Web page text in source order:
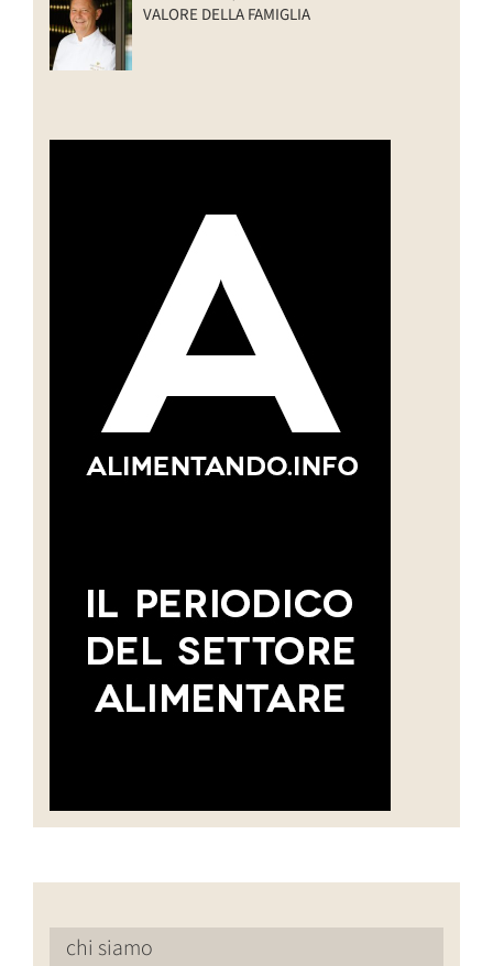
chi siamo
VALORE DELLA FAMIGLIA